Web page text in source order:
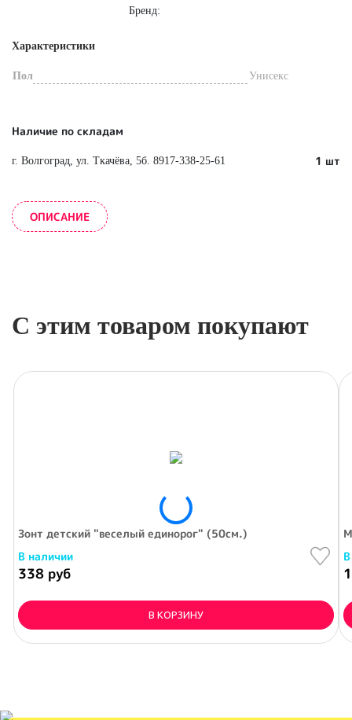
Бренд:
Характеристики
Пол Унисекс
Наличие по складам
г. Волгоград, ул. Ткачёва, 5б. 8917-338-25-61 1 шт
ОПИСАНИЕ
С этим товаром покупают
Зонт детский "веселый единорог" (50см.)
В наличии
338 руб
В КОРЗИНУ